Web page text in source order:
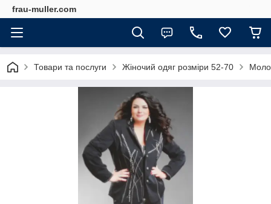
frau-muller.com
Товари та послуги Жіночий одяг розміри 52-70